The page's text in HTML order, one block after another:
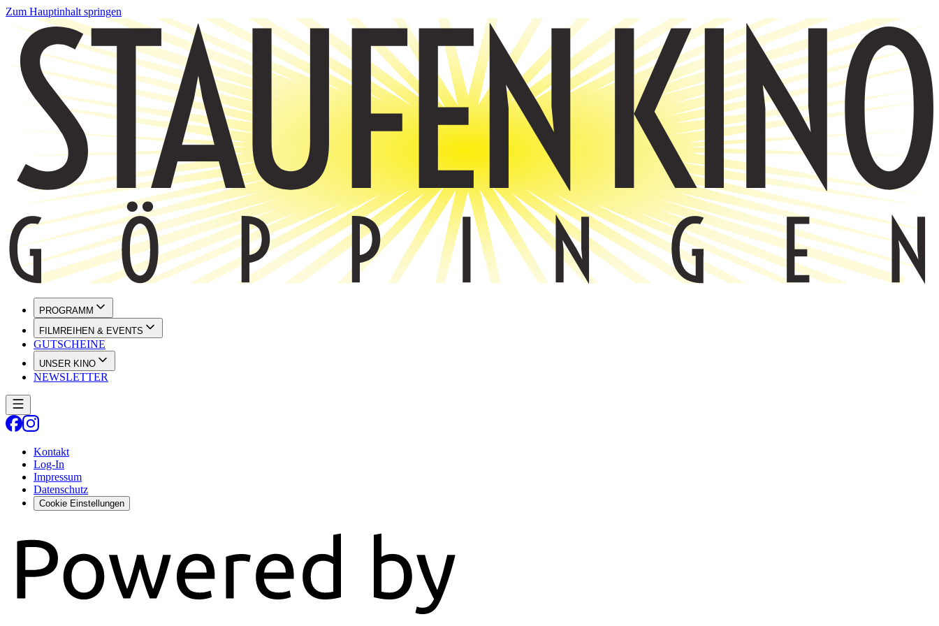
Zum Hauptinhalt springen
PROGRAMM
FILMREIHEN & EVENTS
GUTSCHEINE
UNSER KINO
NEWSLETTER
Kontakt
Log-In
Impressum
Datenschutz
Cookie Einstellungen